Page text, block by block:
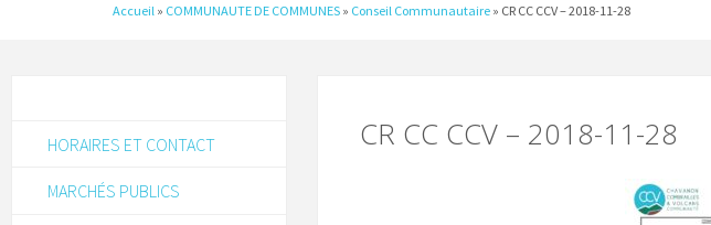
Accueil » COMMUNAUTE DE COMMUNES » Conseil Communautaire » CR CC CCV – 2018-11-28
CR CC CCV – 2018-11-28
HORAIRES ET CONTACT
MARCHÉS PUBLICS